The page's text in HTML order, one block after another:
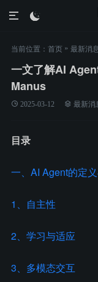

当前位置： 首页 » 最新消息
一文了解AI
Manus
2025-03-12 最新消
目录
一、AI Agent的定
1、自主性
2、学习与适应
3、多模态交互